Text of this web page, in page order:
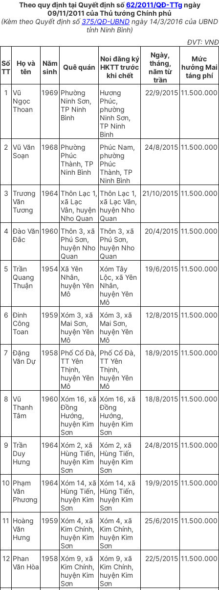
Theo quy định tại Quyết định số62/2011/QĐ-TTg ngày
09/11/2011 của Thủ tướng Chính phủ
(Kèm theo Quyết định số375/QĐ-UBND ngày 14/3/2016 của UBND
tỉnh Ninh Bình)
ĐVT: VNĐ
Số
TT
Họ và
tên
Năm
sinh
Quê quán
Noi đăng ký
HKTT trước
khi chết
Ngày,
tháng,
năm từ
trần
Mức
hưởng Mai
táng phí
1
Vũ
Ngọc
Thoan
1969 Phường
Ninh Sơn,
TP Ninh
Bình
Hương
Phúc,
phường
Ninh Sơn,
TP Ninh
Binh
22/9/2015 11.500.000
2 Vũ Văn
Soạn
1968 Phường
Phúc
Thành, TP
Ninh Bình
Phúc Nam,
phường
Phúc
Thành, TP
Ninh Bình
24/8/2015 11.500.000
3 Trương
Văn
Tương
1964 Thôn Lạc 1,
xã Lạc
Vân, huyện
Nho Quan
Thôn Lạc 1,
xã Lạc Vân,
huyện Nho
Quan
21/10/2015 11.500.000
4 Đào Văn
Đắc
1960 Thôn 3, xã
Phú Sơn,
huyện Nho
Quan
Thôn 3, xã
Phú Sơn,
huyện Nho
Quan
20/4/2015 11.500.000
5 Trần
Quang
Thuận
1954 Xã Yên
Nhân,
huyện Yên
Mô
Xóm Tây
Lộc, xã Yên
Nhân,
huyện Yên
Mô
19/6/2015 11.500.000
6 Đinh
Công
Toan
1959 Xóm 3, xã
Mai Sơn,
huyện Yên
Mô
Xóm 3, xã
Mai Sơn,
huyện Yên
Mô
12/8/2015 11.500.000
7 Đặng
Văn Dự
1958 Phố Cổ Đà,
TT Yên
Thịnh,
huyện Yên
Mô
Phố Cổ Đà,
TT Yên
Thịnh,
huyện Yên
Mô
18/9/2015 11.500.000
8 Vũ
Thanh
Tâm
1960 Xóm 16, xã
Đồng
Hướng,
huyện Kim
Sơn
Xóm 16, xã
Đồng
Hướng,
huyện Kim
Sơn
18/8/2015 11.500.000
9 Trần
Duy
Hưng
1964 Xóm 2, xã
Hùng Tiến,
huyện Kim
Sơn
Xóm 2, xã
Hùng Tiến,
huyện Kim
Sơn
24/8/2015 11.500.000
10 Phạm
Văn
Phương
1964 Xóm 14, xã
Hùng Tiến,
huyện Kim
Sơn
Xóm 14, xã
Hùng Tiến,
huyện Kim
Sơn
19/9/2015 11.500.000
11 Hoàng
Văn
Hưng
1959 Xóm 4, xã
Kim Chính,
huyện Kim
Sơn
Xóm 4, xã
Kim Chính,
huyện Kim
Sơn
25/6/2015 11.500.000
12 Phan
Văn Hòa
1958 Xóm 9, xã
Kim Chính,
huyện Kim
Sơn
Xóm 9, xã
Kim Chính,
huyện Kim
Sơn
22/5/2015 11.500.000